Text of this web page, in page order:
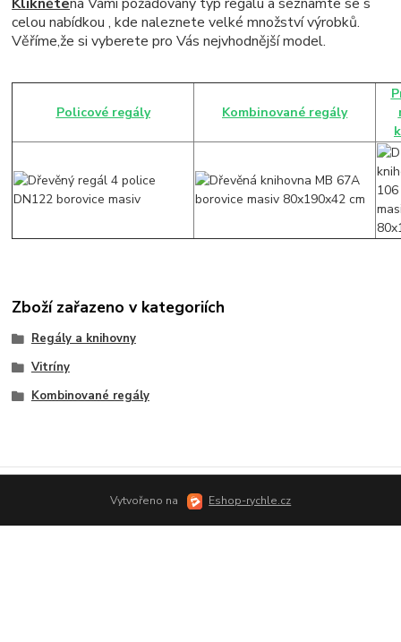
celou nabídkou , kde naleznete velké množství výrobků.
Věříme,že si vyberete pro Vás nejvhodnější model.
Policové regály Kombinované regály
Zboží zařazeno v kategoriích
Regály a knihovny
Vitríny
Kombinované regály
Vytvořeno na Eshop-rychle.cz